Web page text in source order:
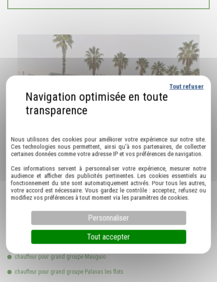
RETROUVEZ-NOUS AUSSI À…
chauffeur pour grand groupe Montpellier
chauffeur pour grand groupe Mauguio
chauffeur pour grand groupe Palavas les flots
Nous utilisons des cookies pour améliorer votre expérience sur notre site.
Ces technologies nous permettent, ainsi qu'à nos partenaires, de collecter
certaines données comme votre adresse IP et vos préférences de navigation.
Ces informations servent à personnaliser votre expérience, mesurer notre
audience et afficher des publicités pertinentes. Les cookies essentiels au
fonctionnement du site sont automatiquement activés. Pour tous les autres,
votre accord est nécessaire. Vous gardez le contrôle : acceptez, refusez ou
modifiez vos préférences à tout moment via les paramètres de cookies.
Tout accepter
Tout refuser
Personnaliser